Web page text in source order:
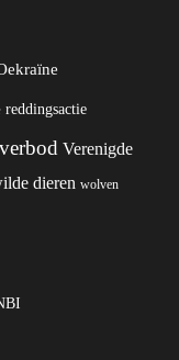
reddingsactie
verbod Verenigde
dieren wolven